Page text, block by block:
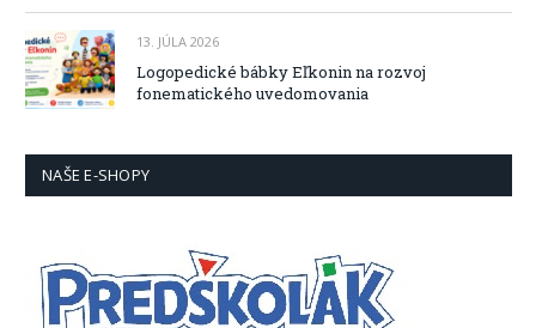
13. JÚLA 2026
Logopedické bábky Eľkonin na rozvoj
fonematického uvedomovania
NAŠE E-SHOPY